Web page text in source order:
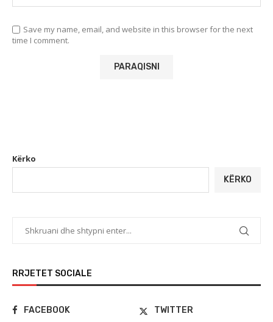
Save my name, email, and website in this browser for the next
time I comment.
Kërko
KËRKO
RRJETET SOCIALE
FACEBOOK
TWITTER